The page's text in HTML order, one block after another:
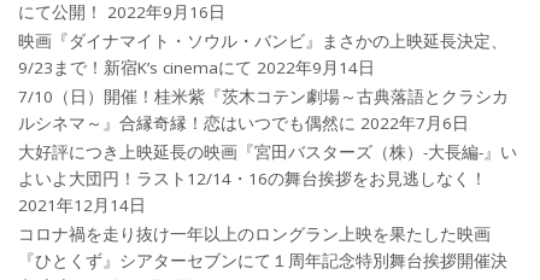
にて公開！
2022年9月16日
映画『ダイナマイト・ソウル・バンビ』まさかの上映延長決定、
9/23まで！新宿K’s cinemaにて 2022年9月14日
7/10（日）開催！桂米紫『茨木コテン劇場～古典落語とクラシカ
ルシネマ～』合縁奇縁！恋はいつでも偶然に 2022年7月6日
大好評につき上映延長の映画『宮田バスターズ（株）-大長編-』い
よいよ大団円！ラスト12/14・16の舞台挨拶をお見逃しなく！
2021年12月14日
コロナ禍を⾛り抜け⼀年以上のロングラン上映を果たした映画
『ひとくず』シアターセブンにて１周年記念特別舞台挨拶開催決